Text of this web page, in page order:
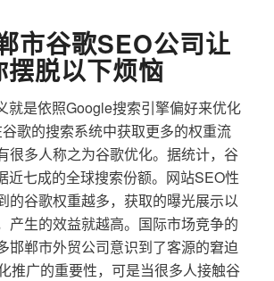
市谷歌SEO公司让
摆脱以下烦恼
就是依照Google搜索引擎偏好来优化
歌的搜索系统中获取更多的权重流
很多人称之为谷歌优化。据统计，谷
近七成的全球搜索份额。网站SEO性
的谷歌权重越多，获取的曝光展示以
产生的效益就越高。国际市场竞争的
邯郸市外贸公司意识到了客源的窘迫
推广的重要性，可是当很多人接触谷